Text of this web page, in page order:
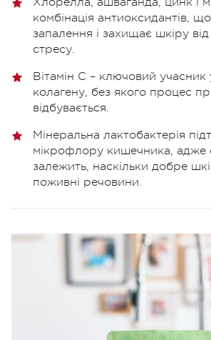
комбінація антиоксидантів,
запалення і захищає шкіру
стресу.
Вітамін C – ключовий учасник
колагену, без якого процес
відбувається.
Мінеральна лактобактерія
мікрофлору кишечника, адже
залежить, наскільки добре
поживні речовини.